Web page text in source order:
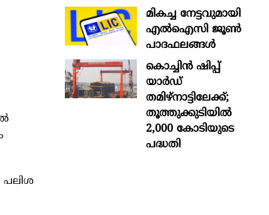
പലിശ
മികച്ച നേട്ടവുമായി
എൽഐസി ജൂൺ
പാദഫലങ്ങൾ
കൊച്ചിന്‍ ഷിപ്പ്
യാർഡ്
തമിഴ്നാട്ടിലേക്ക്;
തൂത്തുക്കുടിയിൽ
2,000 കോടിയുടെ
പദ്ധതി